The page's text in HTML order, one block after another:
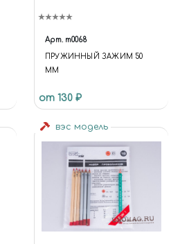
Арт. m0068
ПРУЖИННЫЙ ЗАЖИМ 50
ММ
от 130 ₽
вэс модель